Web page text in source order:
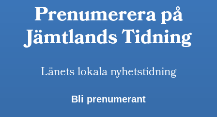
Prenumerera på
Jämtlands Tidning
Länets lokala nyhetstidning
Bli prenumerant